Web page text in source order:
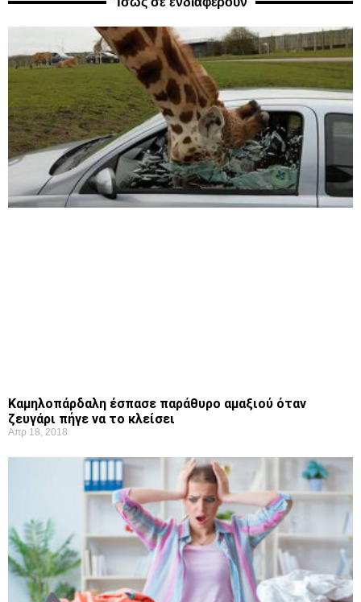
Καμηλοπάρδαλη έσπασε παράθυρο αμαξιού όταν
ζευγάρι πήγε να το κλείσει
Απρ 18, 2018